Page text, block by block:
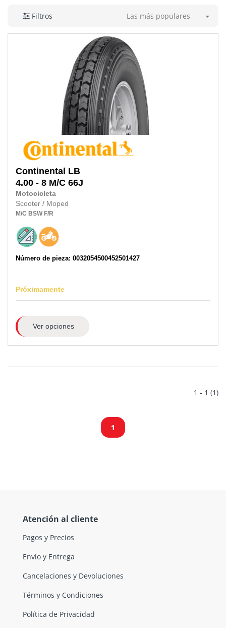
Filtros Las más populares
Continental LB
4.00 - 8 M/C 66J
Motocicleta
Scooter / Moped
M/C BSW F/R
Número de pieza: 0032054500452501427
Próximamente
Ver opciones
1 - 1 (1)
1
Atención al cliente
Pagos y Precios
Envio y Entrega
Cancelaciones y Devoluciones
Términos y Condiciones
Política de Privacidad